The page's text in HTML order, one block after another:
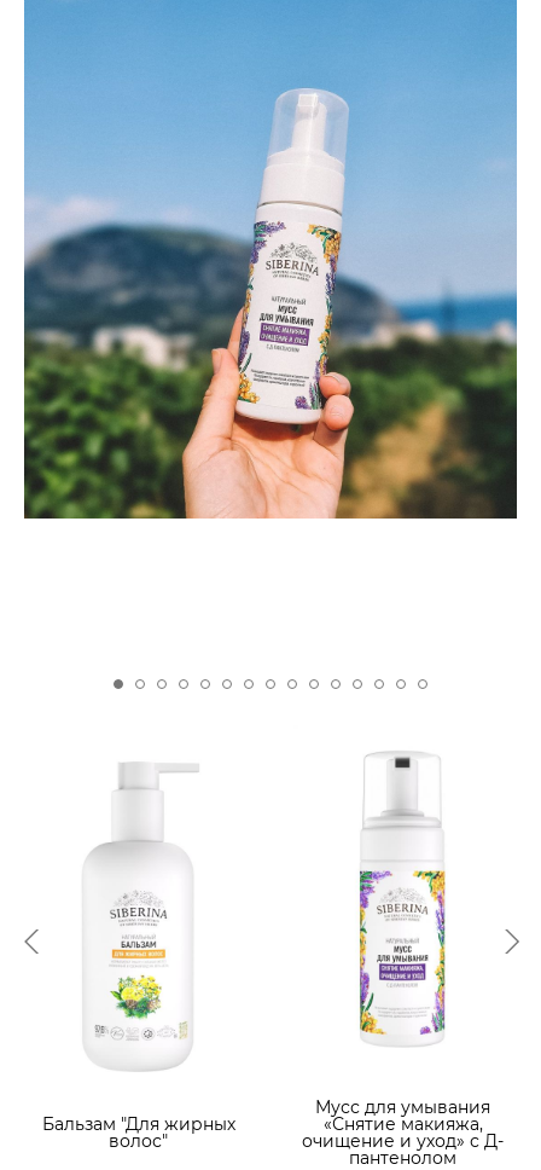
Бальзам "Для жирных
волос"
Мусс для умывания
«Снятие макияжа,
очищение и уход» с Д-
пантенолом